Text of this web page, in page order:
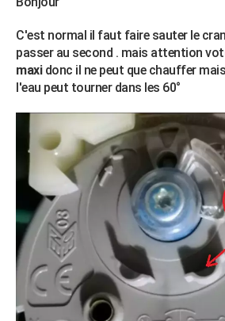
C'est normal il faut faire sauter le
passer au second . mais attention
maxi donc il ne peut que chauffer
l'eau peut tourner dans les 60°